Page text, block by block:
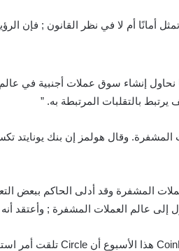
نحاول إنشاء سوق عملات أجنبية في
المشفرة. وقال هولمز إن بنك
عالم العملات المشفرة ; وأعتقد أنه